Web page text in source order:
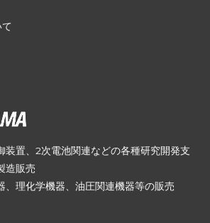
装置、2次電池関連などの各種研究開発支
造販売
、理化学機器、油圧関連機器等の販売